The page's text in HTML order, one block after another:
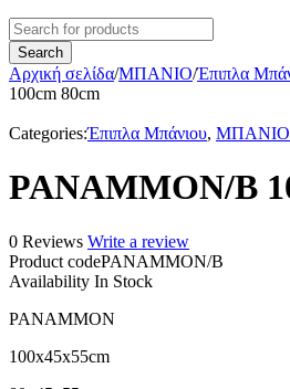
Αρχική σελίδα/ΜΠΑΝΙΟ/Έπιπλα
100cm 80cm
Categories:Έπιπλα Μπάνιου, ΜΠΑΝΙΟ
PANAMMON/B
0 Reviews Write a review
Product codePANAMMON/B
Availability In Stock
PANAMMON
100x45x55cm